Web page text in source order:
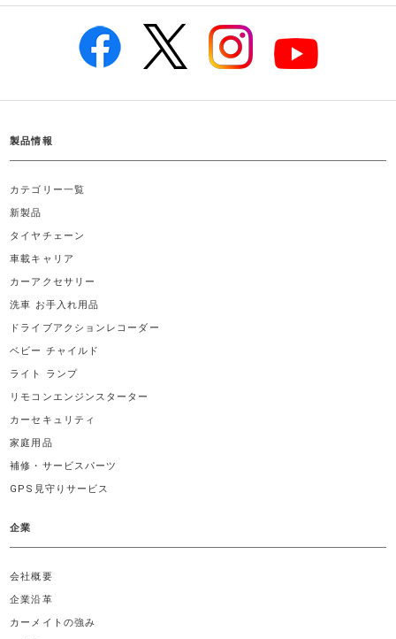
製品情報
カテゴリー一覧
新製品
タイヤチェーン
車載キャリア
カーアクセサリー
洗車 お手入れ用品
ドライブアクションレコーダー
ベビー チャイルド
ライト ランプ
リモコンエンジンスターター
カーセキュリティ
家庭用品
補修・サービスパーツ
GPS見守りサービス
企業
会社概要
企業沿革
カーメイトの強み